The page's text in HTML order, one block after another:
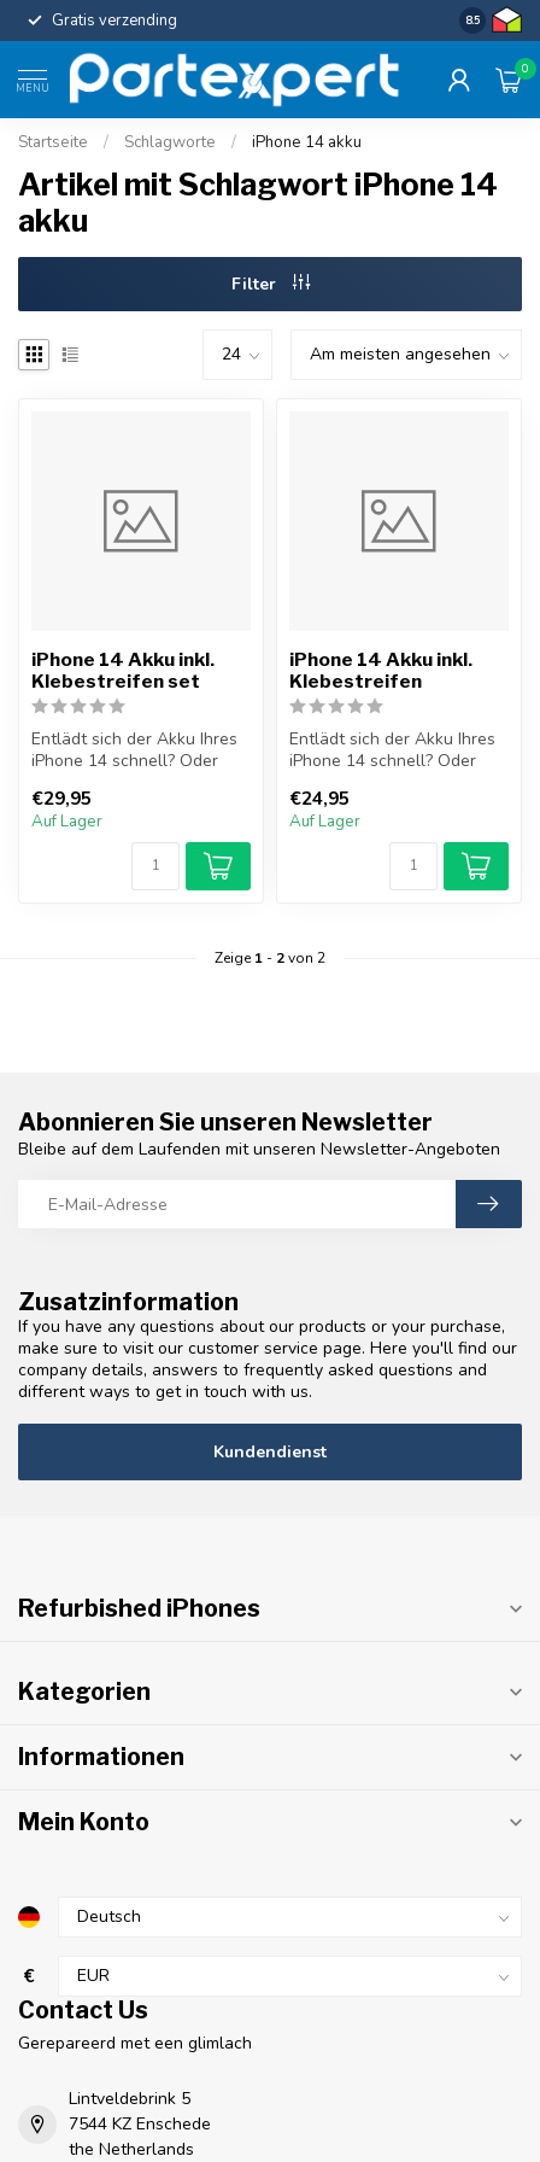
Gratis verzending Uniforme
8.5
MENU
0
Startseite / Schlagworte / iPhone 14 akku
Artikel mit Schlagwort iPhone 14
akku
Filter
iPhone 14 Akku inkl.
Klebestreifen set
Entlädt sich der Akku Ihres
iPhone 14 schnell? Oder
€29,95
Auf Lager
iPhone 14 Akku inkl.
Klebestreifen
Entlädt sich der Akku Ihres
iPhone 14 schnell? Oder
€24,95
Auf Lager
Zeige1- 2von 2
Zusatzinformation
If you have any questions about our products or your purchase,
make sure to visit our customer service page. Here you'll find our
company details, answers to frequently asked questions and
different ways to get in touch with us.
Kundendienst
Abonnieren Sie unseren Newsletter
Bleibe auf dem Laufenden mit unseren Newsletter-Angeboten
Refurbished iPhones
Kategorien
Informationen
Mein Konto
€
Contact Us
Gerepareerd met een glimlach
Lintveldebrink 5
7544 KZ Enschede
the Netherlands